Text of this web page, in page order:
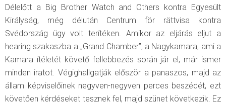
Délelőtt a Big Brother Watch and Others kontra Egyesült
Királyság, még délután Centrum för rättvisa kontra
Svédország ügy volt terítéken. Amikor az eljárás eljut a
hearing szakaszba a „Grand Chamber”, a Nagykamara, ami a
Kamara ítéletét követő fellebbezés során jár el, már ismer
minden iratot. Végighallgatják először a panaszos, majd az
állam képviselőinek negyven-negyven perces beszédét, ezt
követően kérdéseket tesznek fel, majd szünet következik. Ez